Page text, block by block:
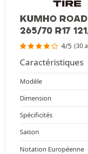
KUMHO
265/70 R17
4/5 (30
Caractéristiques
Modèle
Dimension
Spécificités
Saison
Notation Européenne